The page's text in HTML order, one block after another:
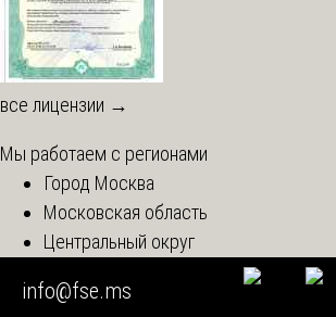
все лицензии →
Мы работаем с регионами
Город Москва
Московская область
Центральный округ
Южный округ
info@fse.ms